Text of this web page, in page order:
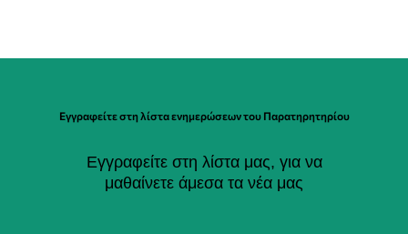
Εγγραφείτε στη λίστα ενημερώσεων του Παρατηρητηρίου
Εγγραφείτε στη λίστα μας, για να
μαθαίνετε άμεσα τα νέα μας